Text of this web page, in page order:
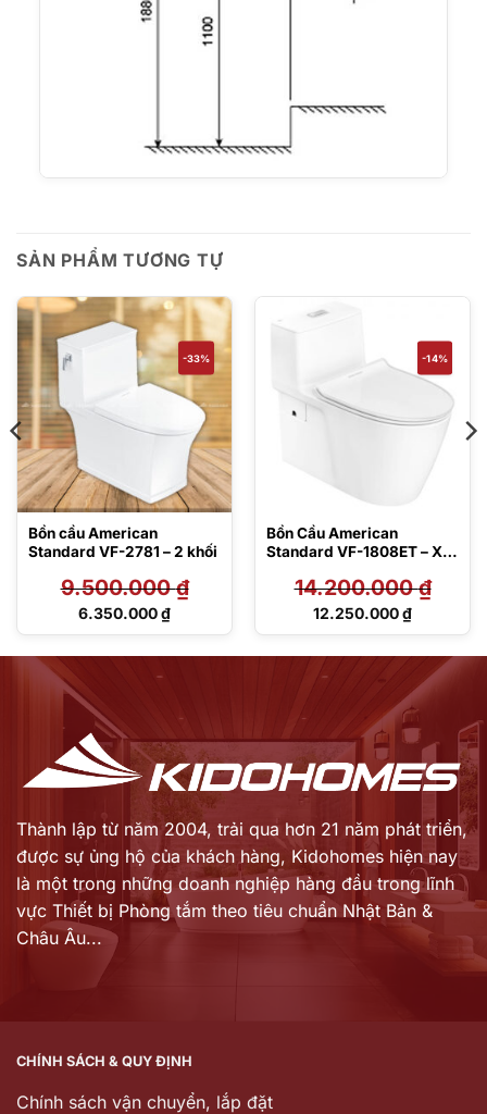
SẢN PHẨM TƯƠNG TỰ
-33%
Bồn cầu American
Standard VF-2781 – 2 khối
9.500.000₫
Giá
6.350.000₫
Giá
-14%
Bồn Cầu American
Standard VF-1808ET – Xả
14.200.000₫
Giá
14.200.000 ₫.
12.250.000₫
Giá
12.250.000 ₫.
Thành lập từ năm 2004, trải qua hơn 21 năm phát triển,
được sự ủng hộ của khách hàng, Kidohomes hiện nay
là một trong những doanh nghiệp hàng đầu trong lĩnh
vực Thiết bị Phòng tắm theo tiêu chuẩn Nhật Bản &
Châu Âu...
CHÍNH SÁCH & QUY ĐỊNH
Chính sách vận chuyển, lắp đặt